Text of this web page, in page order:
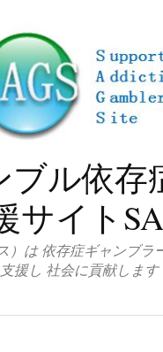
ブル依存
サイト
）は 依存症ギャンブラ
支援し 社会に貢献します